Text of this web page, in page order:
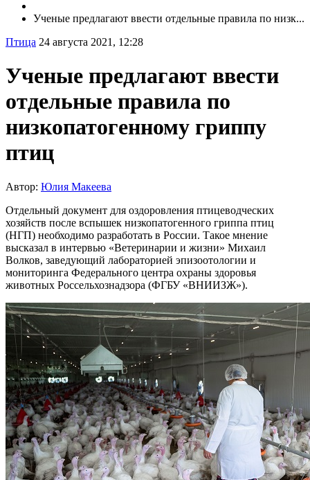
Ученые предлагают ввести отдельные правила по низк...
Птица 24 августа 2021, 12:28
Ученые предлагают ввести
отдельные правила по
низкопатогенному гриппу
птиц
Автор: Юлия Макеева
Отдельный документ для оздоровления птицеводческих
хозяйств после вспышек низкопатогенного гриппа птиц
(НГП) необходимо разработать в России. Такое мнение
высказал в интервью «Ветеринарии и жизни» Михаил
Волков, заведующий лабораторией эпизоотологии и
мониторинга Федерального центра охраны здоровья
животных Россельхознадзора (ФГБУ «ВНИИЗЖ»).